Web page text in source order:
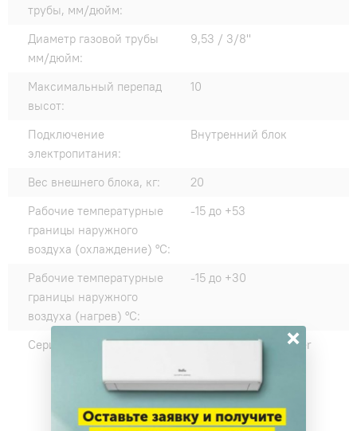
трубы, мм/дюйм:
Диаметр газовой трубы
мм/дюйм:
9,53 / 3/8"
Максимальный перепад
высот:
10
Подключение
электропитания:
Внутренний блок
Вес внешнего блока, кг:
20
Рабочие температурные
границы наружного
воздуха (охлаждение) °C:
-15 до +53
Рабочие температурные
границы наружного
воздуха (нагрев) °C:
-15 до +30
Серии: BreezeIN PRO Inverter
×